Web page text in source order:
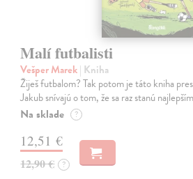
Malí futbalisti
Vešper Marek| Kniha
Žiješ futbalom? Tak potom je táto kniha
Jakub snívajú o tom, že sa raz stanú
Na sklade ?
12,51 €
12,90 € ?